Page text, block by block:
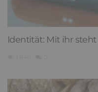
Identität: Mit ihr